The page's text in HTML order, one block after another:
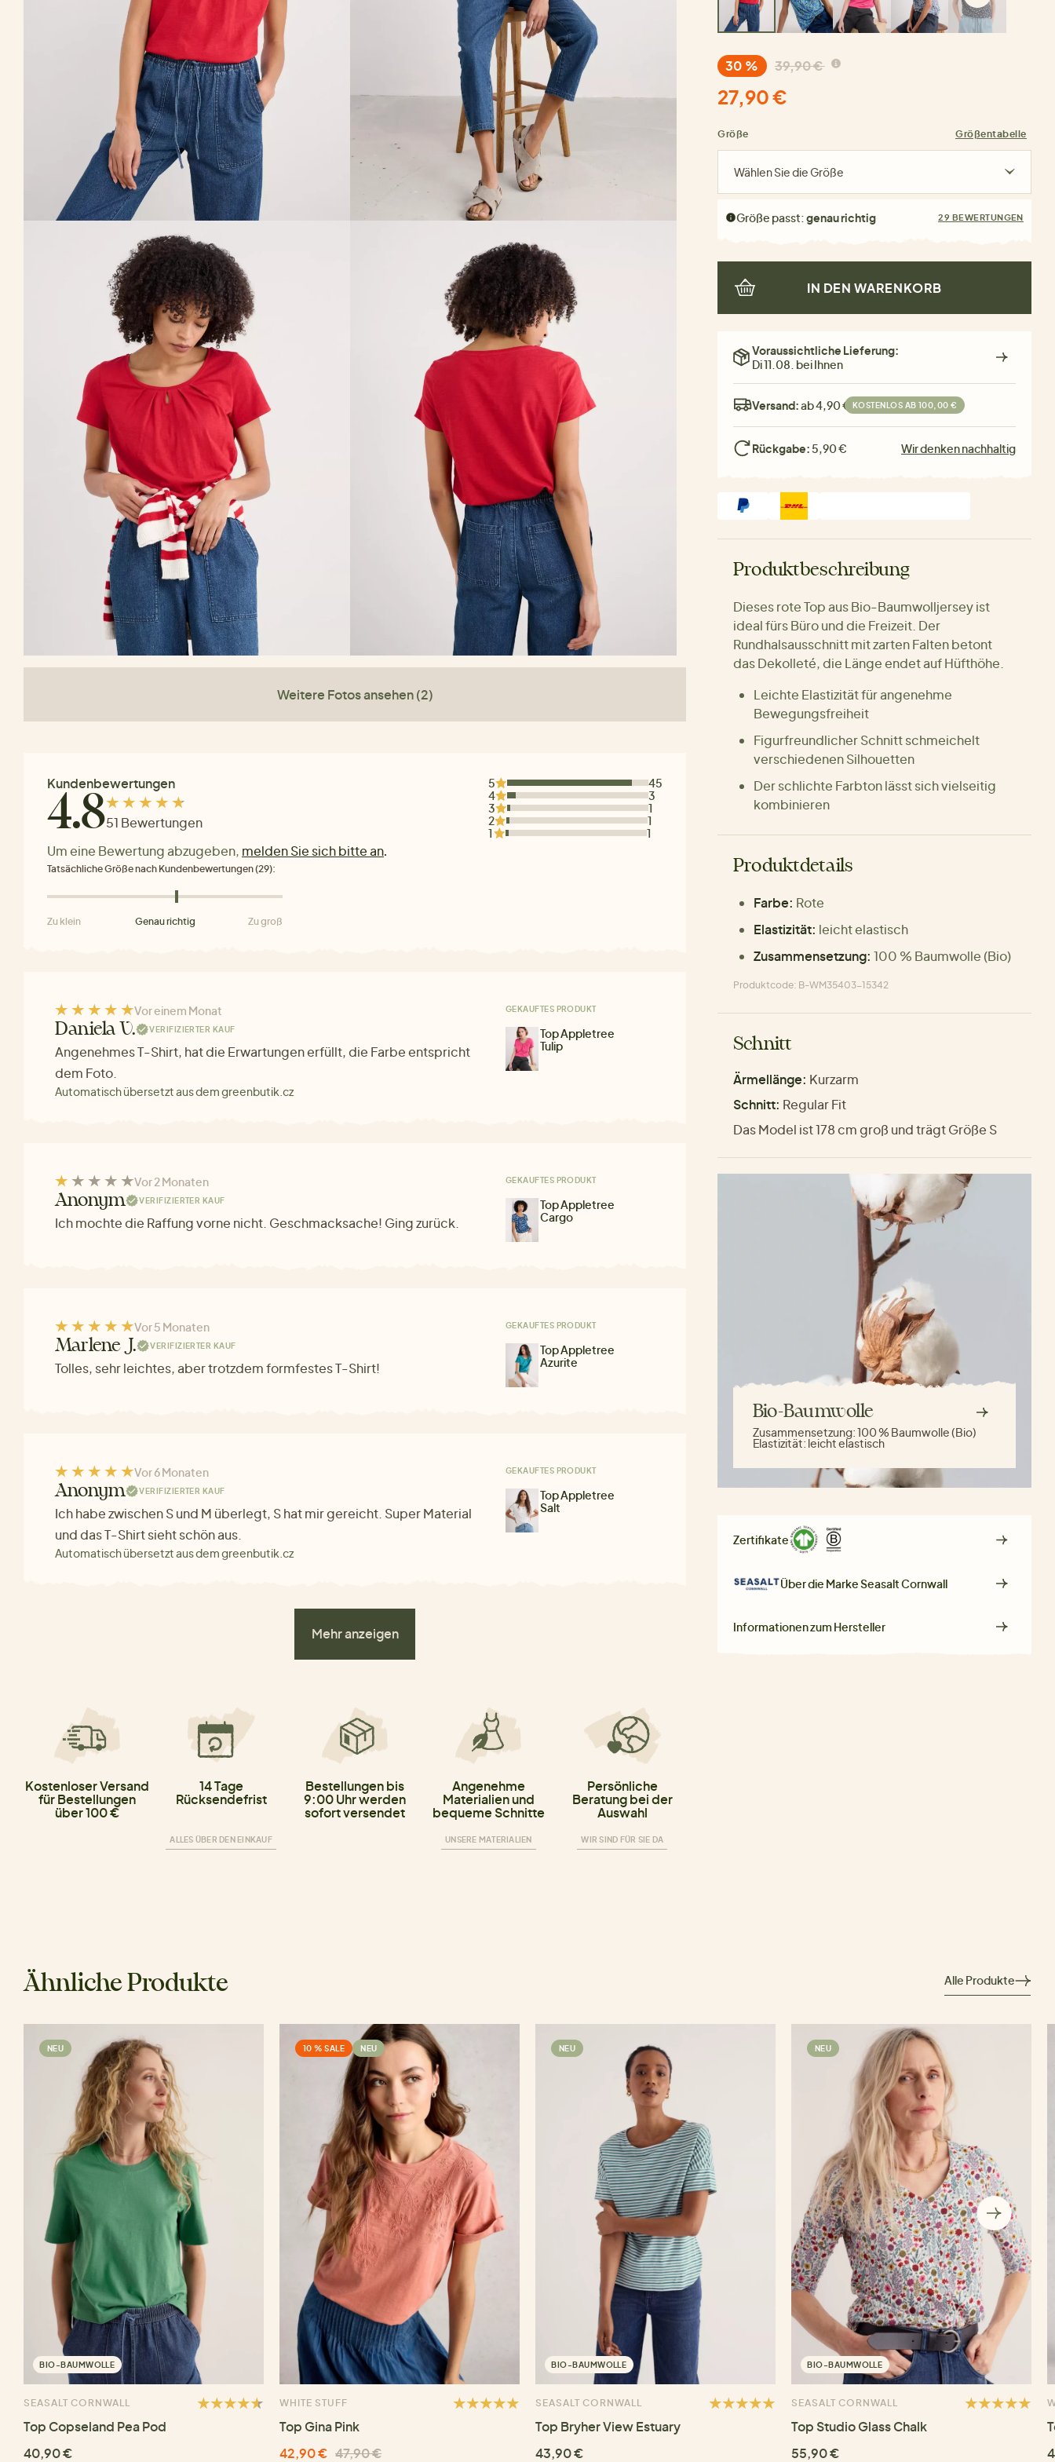
Weitere Fotos ansehen (2)
Kundenbewertungen
4.851 Bewertungen
Um eine Bewertung abzugeben, melden Sie sich bitte an.
5
45
4
3
3
1
2
1
1
1
Tatsächliche Größe nach Kundenbewertungen (29):
Zu klein Genau richtig Zu groß
Vor einem Monat
Daniela V. VERIFIZIERTER KAUF
Angenehmes T-Shirt, hat die Erwartungen erfüllt, die Farbe entspricht
dem Foto.
Automatisch übersetzt aus dem greenbutik.cz
GEKAUFTES PRODUKT
Top Appletree
Tulip
Vor 2 Monaten
Anonym VERIFIZIERTER KAUF
Ich mochte die Raffung vorne nicht. Geschmacksache! Ging zurück.
GEKAUFTES PRODUKT
Top Appletree
Cargo
Vor 5 Monaten
Marlene J. VERIFIZIERTER KAUF
Tolles, sehr leichtes, aber trotzdem formfestes T-Shirt!
GEKAUFTES PRODUKT
Top Appletree
Azurite
Vor 6 Monaten
Anonym VERIFIZIERTER KAUF
Ich habe zwischen S und M überlegt, S hat mir gereicht. Super Material
und das T-Shirt sieht schön aus.
Automatisch übersetzt aus dem greenbutik.cz
GEKAUFTES PRODUKT
Top Appletree
Salt
Mehr anzeigen
Kostenloser Versand
für Bestellungen
über 100 €
14 Tage
Rücksendefrist
ALLES ÜBER DEN EINKAUF
Bestellungen bis
9:00 Uhr werden
sofort versendet
Angenehme
Materialien und
bequeme Schnitte
UNSERE MATERIALIEN
Persönliche
Beratung bei der
Auswahl
WIR SIND FÜR SIE DA
30 % 39,90 €
27,90 €
Größe Größentabelle
Wählen Sie die Größe
Größe passt:genau richtig 29 BEWERTUNGEN
IN DEN WARENKORB
Voraussichtliche Lieferung:
Di 11.08. bei Ihnen
Versand:ab 4,90 € KOSTENLOS AB 100,00 €
Rückgabe: 5,90 € Wir denken nachhaltig
Produktbeschreibung
Dieses rote Top aus Bio-Baumwolljersey ist
ideal fürs Büro und die Freizeit. Der
Rundhalsausschnitt mit zarten Falten betont
das Dekolleté, die Länge endet auf Hüfthöhe.
Leichte Elastizität für angenehme
Bewegungsfreiheit
Figurfreundlicher Schnitt schmeichelt
verschiedenen Silhouetten
Der schlichte Farbton lässt sich vielseitig
kombinieren
Produktdetails
Farbe: Rote
Elastizität: leicht elastisch
Zusammensetzung: 100 % Baumwolle (Bio)
Produktcode: B-WM35403-15342
Schnitt
Ärmellänge: Kurzarm
Schnitt: Regular Fit
Das Model ist 178 cm groß und trägt Größe S
Bio-Baumwolle
Zusammensetzung:100 % Baumwolle (Bio)
Elastizität: leicht elastisch
Zertifikate
Über die MarkeSeasalt Cornwall
Informationen zum Hersteller
Ähnliche Produkte Alle Produkte
NEU
BIO-BAUMWOLLE
SEASALT CORNWALL
Top Copseland Pea Pod
40,90 €
10 % SALE NEU
WHITE STUFF
Top Gina Pink
42,90 € 47,90 €
NEU
BIO-BAUMWOLLE
SEASALT CORNWALL
Top Bryher View Estuary
43,90 €
NEU
BIO-BAUMWOLLE
SEASALT CORNWALL
Top Studio Glass Chalk
55,90 €